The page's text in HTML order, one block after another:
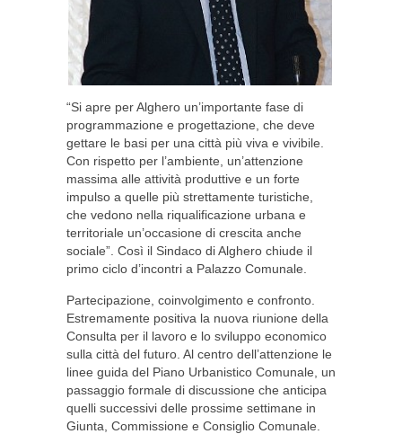
“Si apre per Alghero un’importante fase di
programmazione e progettazione, che deve
gettare le basi per una città più viva e vivibile.
Con rispetto per l’ambiente, un’attenzione
massima alle attività produttive e un forte
impulso a quelle più strettamente turistiche,
che vedono nella riqualificazione urbana e
territoriale un’occasione di crescita anche
sociale”. Così il Sindaco di Alghero chiude il
primo ciclo d’incontri a Palazzo Comunale.
Partecipazione, coinvolgimento e confronto.
Estremamente positiva la nuova riunione della
Consulta per il lavoro e lo sviluppo economico
sulla città del futuro. Al centro dell’attenzione le
linee guida del Piano Urbanistico Comunale, un
passaggio formale di discussione che anticipa
quelli successivi delle prossime settimane in
Giunta, Commissione e Consiglio Comunale.